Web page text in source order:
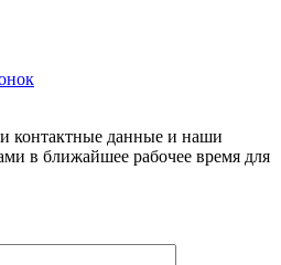
контактные данные и наши
в ближайшее рабочее время для